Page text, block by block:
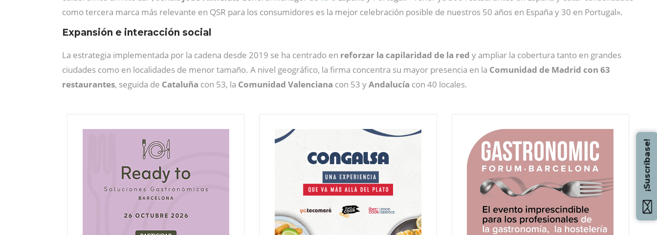
como tercera marca más relevante en QSR para los consumidores es la mejor celebración posible de nuestros 50 años en España y 30 en Portugal».
Expansión e interacción social
La estrategia implementada por la cadena desde 2019 se ha centrado en reforzar la capilaridad de la red y ampliar la cobertura tanto en grandes
ciudades como en localidades de menor tamaño. A nivel geográfico, la firma concentra su mayor presencia en la Comunidad de Madrid con 63
restaurantes, seguida de Cataluña con 53, la Comunidad Valenciana con 53 yAndalucía con 40 locales.
¡Suscríbase!